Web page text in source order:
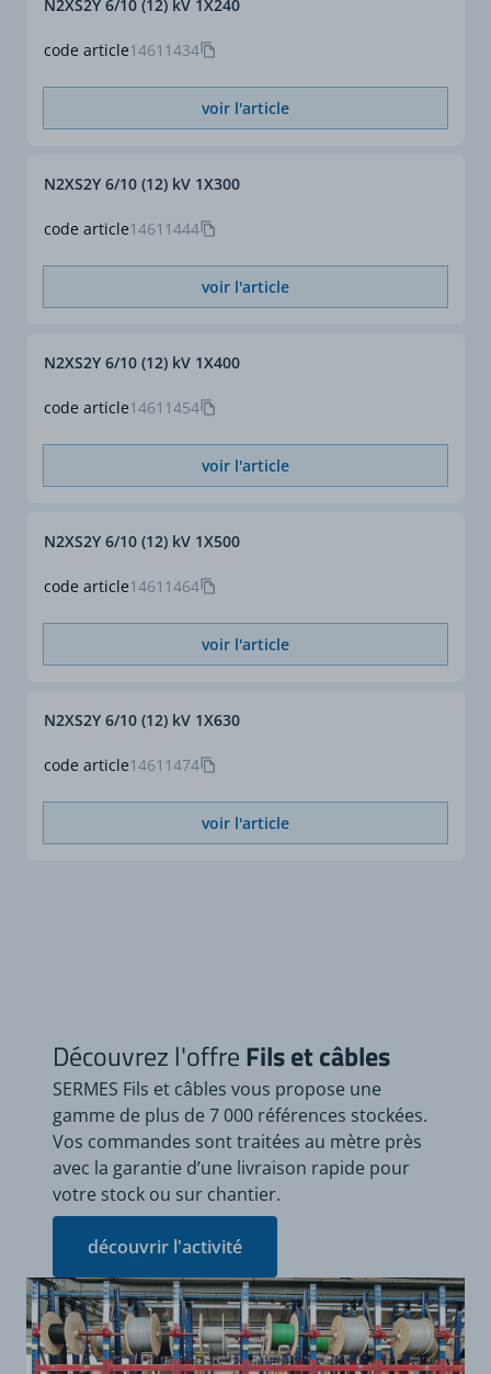
code article14611434
N2XS2Y 6/10 (12) kV 1X240
voir l'article
code article14611444
N2XS2Y 6/10 (12) kV 1X300
voir l'article
code article14611454
N2XS2Y 6/10 (12) kV 1X400
voir l'article
code article14611464
N2XS2Y 6/10 (12) kV 1X500
voir l'article
code article14611474
N2XS2Y 6/10 (12) kV 1X630
voir l'article
Découvrez l'offreFils et câbles
SERMES Fils et câbles vous propose une
gamme de plus de 7 000 références stockées.
Vos commandes sont traitées au mètre près
avec la garantie d’une livraison rapide pour
votre stock ou sur chantier.
découvrir l'activité